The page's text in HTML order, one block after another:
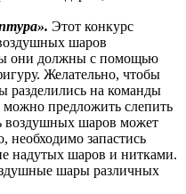
Этот конкурс
шаров
они должны с помощью
Желательно, чтобы
разделились на команды
предложить слепить
воздушных шаров может
необходимо запастись
надутых шаров и нитками.
шары различных